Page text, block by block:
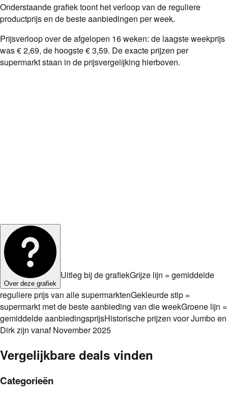
Onderstaande grafiek toont het verloop van de reguliere
productprijs en de beste aanbiedingen per week.
Prijsverloop over de afgelopen 16weken: de laagste weekprijs
was€ 2,69, de hoogste€ 3,59. De exacte prijzen per
supermarkt staan in de prijsvergelijking hierboven.
Over deze grafiek
Uitleg bij de grafiekGrijze lijn = gemiddelde
reguliere prijs van alle supermarktenGekleurde stip =
supermarkt met de beste aanbieding van die weekGroene lijn =
gemiddelde aanbiedingsprijsHistorische prijzen voor Jumbo en
Dirk zijn vanaf November 2025
Vergelijkbare deals vinden
Categorieën